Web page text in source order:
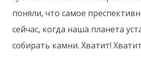
поняли, что самое
сейчас, когда наша планета
собирать камни. Хватит!